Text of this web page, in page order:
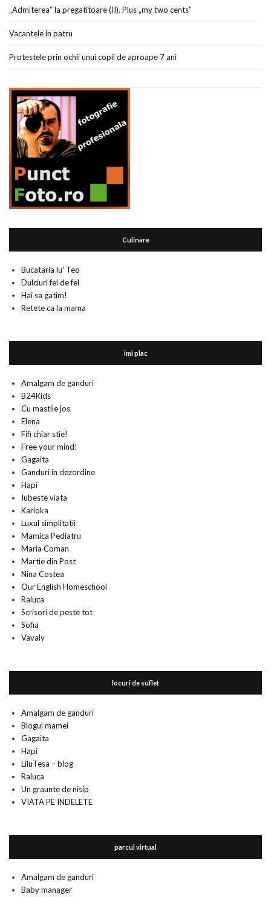
„Admiterea” la pregatitoare (II). Plus „my two cents”
Vacantele in patru
Protestele prin ochii unui copil de aproape 7 ani
Culinare
Bucataria lu' Teo
Dulciuri fel de fel
Hai sa gatim!
Retete ca la mama
imi plac
Amalgam de ganduri
B24Kids
Cu mastile jos
Elena
Fifi chiar stie!
Free your mind!
Gagaita
Ganduri in dezordine
Hapi
Iubeste viata
Karioka
Luxul simplitatii
Mamica Pediatru
Maria Coman
Martie din Post
Nina Costea
Our English Homeschool
Raluca
Scrisori de peste tot
Sofia
Vavaly
locuri de suflet
Amalgam de ganduri
Blogul mamei
Gagaita
Hapi
LiluTesa – blog
Raluca
Un graunte de nisip
VIATA PE INDELETE
parcul virtual
Amalgam de ganduri
Baby manager